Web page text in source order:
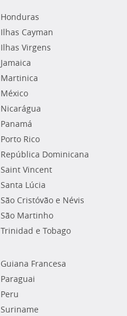
Honduras
Ilhas Cayman
Ilhas Virgens
Jamaica
Martinica
México
Nicarágua
Panamá
Porto Rico
República Dominicana
Saint Vincent
Santa Lúcia
São Cristóvão e Névis
São Martinho
Trinidad e Tobago
Guiana Francesa
Paraguai
Peru
Suriname